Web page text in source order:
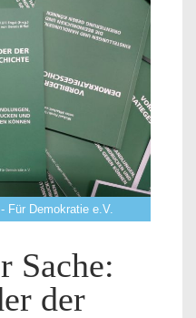
Für Demokratie e.V.
Sache:
der